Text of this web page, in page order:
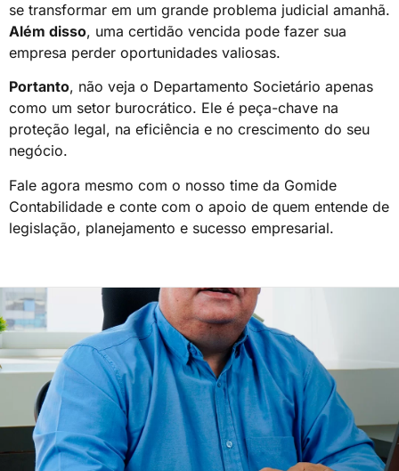
se transformar em um grande problema judicial amanhã.
Além disso, uma certidão vencida pode fazer sua
empresa perder oportunidades valiosas.
Portanto, não veja o Departamento Societário apenas
como um setor burocrático. Ele é peça-chave na
proteção legal, na eficiência e no crescimento do seu
negócio.
Fale agora mesmo com o nosso time da Gomide
Contabilidade e conte com o apoio de quem entende de
legislação, planejamento e sucesso empresarial.